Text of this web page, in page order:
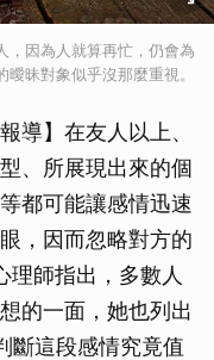
，因為人就算再忙，仍會為
昧對象似乎沒那麼重視。
導】在友人以上、
、所展現出來的個
都可能讓感情迅速
，因而忽略對方的
師指出，多數人
的一面，她也列出
斷這段感情究竟值